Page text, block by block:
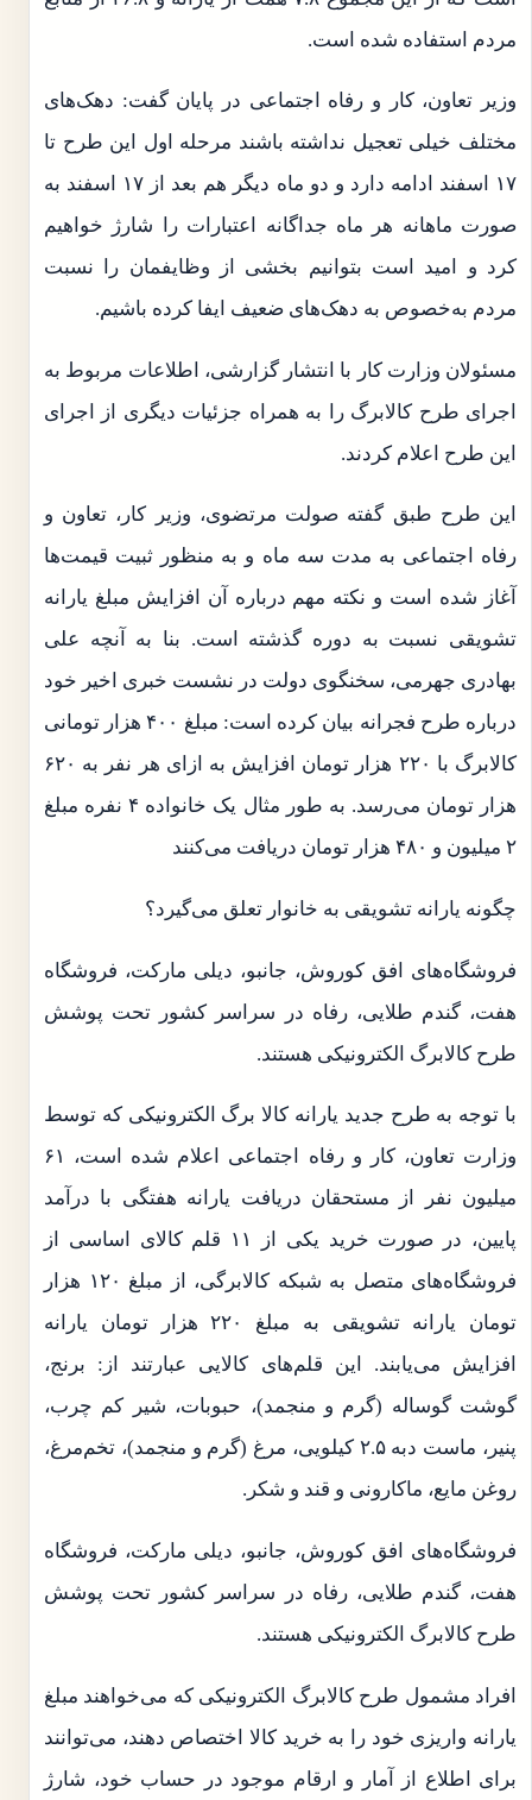
مردم استفاده شده است.
وزیر تعاون، کار و رفاه اجتماعی در پایان گفت: دهک‌های
مختلف خیلی تعجیل نداشته باشند مرحله اول این طرح تا
۱۷ اسفند ادامه دارد و دو ماه دیگر هم بعد از ۱۷ اسفند به
صورت ماهانه هر ماه جداگانه اعتبارات را شارژ خواهیم
کرد و امید است بتوانیم بخشی از وظایفمان را نسبت
مردم به‌خصوص به دهک‌های ضعیف ایفا کرده باشیم.
مسئولان وزارت کار با انتشار گزارشی، اطلاعات مربوط به
اجرای طرح کالابرگ را به همراه جزئیات دیگری از اجرای
این طرح اعلام کردند.
این طرح طبق گفته صولت مرتضوی، وزیر کار، تعاون و
رفاه اجتماعی به مدت سه ماه و به منظور ثبیت قیمت‌ها
آغاز شده است و نکته مهم درباره آن افزایش مبلغ یارانه
تشویقی نسبت به دوره گذشته است. بنا به آنچه علی
بهادری جهرمی، سخنگوی دولت در نشست خبری اخیر خود
درباره طرح فجرانه بیان کرده است: مبلغ ۴۰۰ هزار تومانی
کالابرگ با ۲۲۰ هزار تومان افزایش به ازای هر نفر به ۶۲۰
هزار تومان می‌رسد. به طور مثال یک خانواده ۴ نفره مبلغ
۲ میلیون و ۴۸۰ هزار تومان دریافت می‌کنند
چگونه یارانه تشویقی به خانوار تعلق می‌گیرد؟
فروشگاه‌های افق کوروش، جانبو، دیلی مارکت، فروشگاه
هفت، گندم طلایی، رفاه در سراسر کشور تحت پوشش
طرح کالابرگ الکترونیکی هستند.
با توجه به طرح جدید یارانه کالا برگ الکترونیکی که توسط
وزارت تعاون، کار و رفاه اجتماعی اعلام شده است، ۶۱
میلیون نفر از مستحقان دریافت یارانه هفتگی با درآمد
پایین، در صورت خرید یکی از ۱۱ قلم کالای اساسی از
فروشگاه‌های متصل به شبکه کالابرگی، از مبلغ ۱۲۰ هزار
تومان یارانه تشویقی به مبلغ ۲۲۰ هزار تومان یارانه
افزایش می‌یابند. این قلم‌های کالایی عبارتند از: برنج،
گوشت گوساله (گرم و منجمد)، حبوبات، شیر کم چرب،
پنیر، ماست دبه ۲.۵ کیلویی، مرغ (گرم و منجمد)، تخم‌مرغ،
روغن مایع، ماکارونی و قند و شکر.
فروشگاه‌های افق کوروش، جانبو، دیلی مارکت، فروشگاه
هفت، گندم طلایی، رفاه در سراسر کشور تحت پوشش
طرح کالابرگ الکترونیکی هستند.
افراد مشمول طرح کالابرگ الکترونیکی که می‌خواهند مبلغ
یارانه واریزی خود را به خرید کالا اختصاص دهند، می‌توانند
برای اطلاع از آمار و ارقام موجود در حساب خود، شارژ